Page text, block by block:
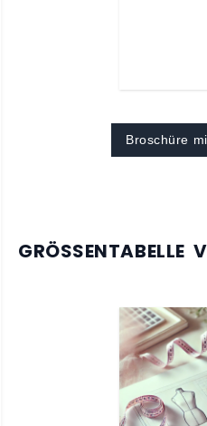
Broschüre
GRÖSSENTABELLE